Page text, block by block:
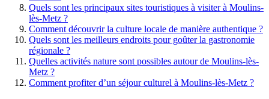
Quels sont les principaux sites touristiques à visiter à Moulins-
lès-Metz ?
Comment découvrir la culture locale de manière authentique ?
Quels sont les meilleurs endroits pour goûter la gastronomie
régionale ?
Quelles activités nature sont possibles autour de Moulins-lès-
Metz ?
Comment profiter d’un séjour culturel à Moulins-lès-Metz ?